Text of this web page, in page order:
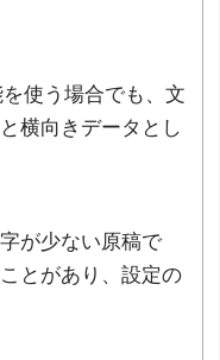
使う場合でも、文
横向きデータとし
が少ない原稿で
とがあり、設定の